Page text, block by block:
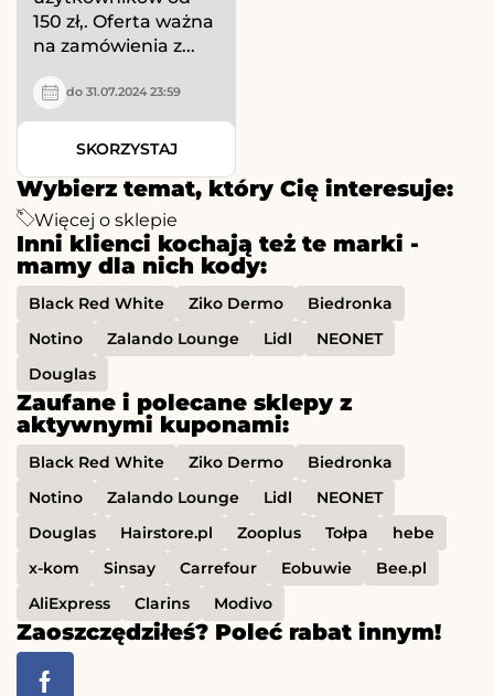
Wybierz temat, który Cię interesuje:
Więcej o sklepie
Inni klienci kochają też te marki -
mamy dla nich kody:
Black Red White Ziko Dermo
Biedronka
Notino
Zalando Lounge Lidl
NEONET
Douglas
Zaufane i polecane sklepy z
aktywnymi kuponami:
Black Red White Ziko Dermo
Biedronka
Notino
Zalando Lounge Lidl
NEONET
Douglas
Hairstore.pl Zooplus Tołpa
hebe
x-kom
Sinsay Carrefour Eobuwie
Bee.pl
AliExpress
Clarins Modivo
Zaoszczędziłeś? Poleć rabat innym!
150 zł,. Oferta ważna
na zamówienia z...
do 31.07.2024 23:59
SKORZYSTAJ